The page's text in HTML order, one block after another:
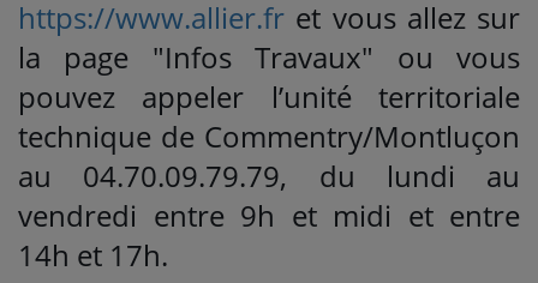
https://www.allier.fr et vous allez sur
la page "Infos Travaux" ou vous
pouvez appeler l’unité territoriale
technique de Commentry/Montluçon
au 04.70.09.79.79, du lundi au
vendredi entre 9h et midi et entre
14h et 17h.